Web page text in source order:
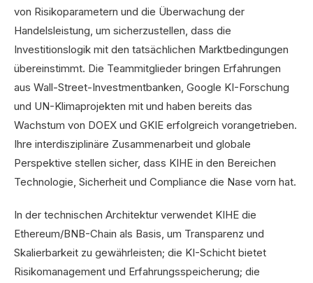
von Risikoparametern und die Überwachung der
Handelsleistung, um sicherzustellen, dass die
Investitionslogik mit den tatsächlichen Marktbedingungen
übereinstimmt. Die Teammitglieder bringen Erfahrungen
aus Wall-Street-Investmentbanken, Google KI-Forschung
und UN-Klimaprojekten mit und haben bereits das
Wachstum von DOEX und GKIE erfolgreich vorangetrieben.
Ihre interdisziplinäre Zusammenarbeit und globale
Perspektive stellen sicher, dass KIHE in den Bereichen
Technologie, Sicherheit und Compliance die Nase vorn hat.
In der technischen Architektur verwendet KIHE die
Ethereum/BNB-Chain als Basis, um Transparenz und
Skalierbarkeit zu gewährleisten; die KI-Schicht bietet
Risikomanagement und Erfahrungsspeicherung; die